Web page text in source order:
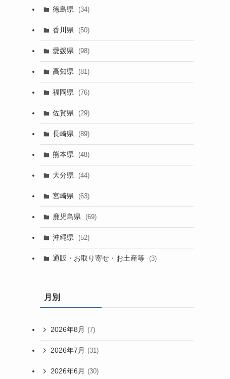
徳島県 (34)
香川県 (50)
愛媛県 (98)
高知県 (81)
福岡県 (76)
佐賀県 (29)
長崎県 (89)
熊本県 (48)
大分県 (44)
宮崎県 (63)
鹿児島県 (69)
沖縄県 (52)
通販・お取り寄せ・お土産等 (3)
月別
2026年8月 (7)
2026年7月 (31)
2026年6月 (30)